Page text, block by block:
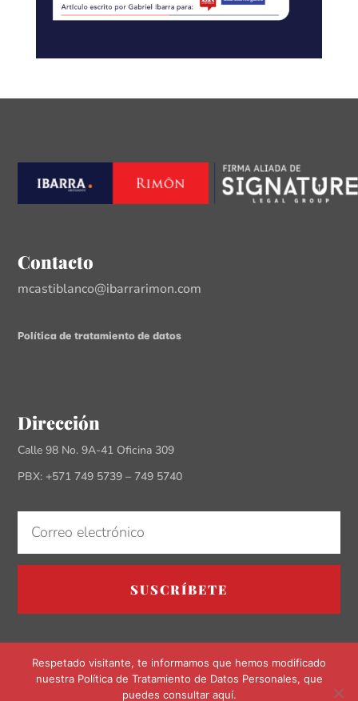
Contacto
mcastiblanco@ibarrarimon.com
Política de tratamiento de datos
Dirección
Calle 98 No. 9A-41 Oficina 309
PBX: +571 749 5739 – 749 5740
SUSCRÍBETE
Respetado visitante, te informamos que hemos modificado
nuestra Política de Tratamiento de Datos Personales, que
puedes consultar aquí.